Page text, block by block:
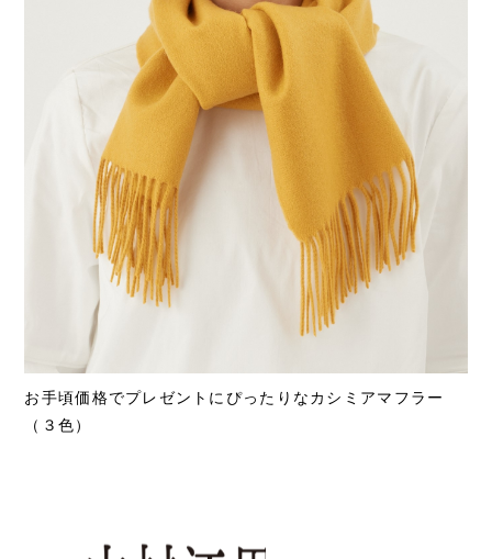
お手頃価格でプレゼントにぴったりなカシミアマフラー
（３色）